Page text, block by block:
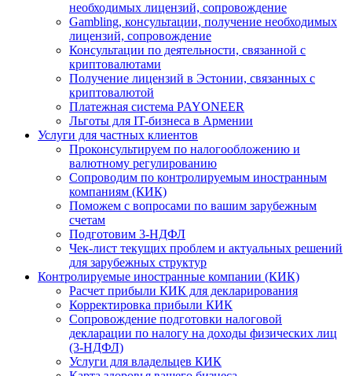
необходимых лицензий, сопровождение
Gambling, консультации, получение необходимых
лицензий, сопровождение
Консультации по деятельности, связанной с
криптовалютами
Получение лицензий в Эстонии, связанных с
криптовалютой
Платежная система PAYONEER
Льготы для IT-бизнеса в Армении
Услуги для частных клиентов
Проконсультируем по налогообложению и
валютному регулированию
Сопроводим по контролируемым иностранным
компаниям (КИК)
Поможем с вопросами по вашим зарубежным
счетам
Подготовим 3-НДФЛ
Чек-лист текущих проблем и актуальных решений
для зарубежных структур
Контролируемые иностранные компании (КИК)
Расчет прибыли КИК для декларирования
Корректировка прибыли КИК
Сопровождение подготовки налоговой
декларации по налогу на доходы физических лиц
(3-НДФЛ)
Услуги для владельцев КИК